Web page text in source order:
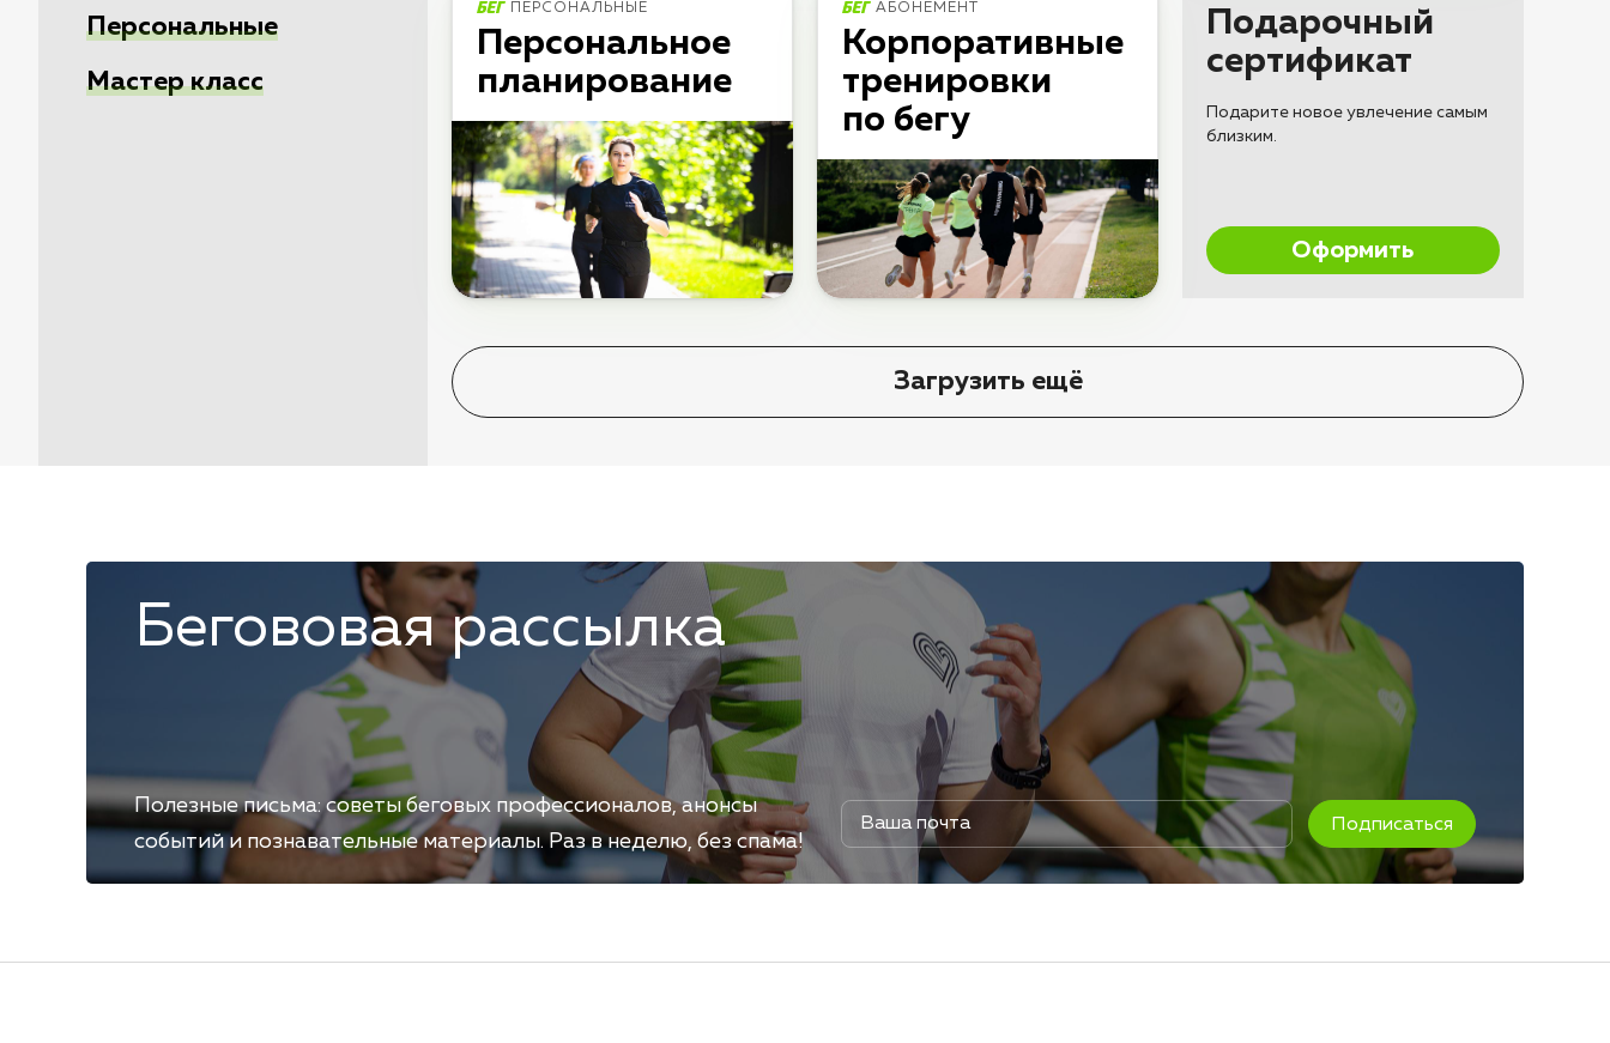
Персональные
Мастер класс
ПЕРСОНАЛЬНЫЕ
Персональное
планирование
АБОНЕМЕНТ
Корпоративные
тренировки
по бегу
Подарочный
сертификат
Подарите новое увлечение самым
близким.
Оформить
Загрузить ещё
Бегововая рассылка
Полезные письма: советы беговых профессионалов, анонсы
событий и познавательные материалы. Раз в неделю, без спама!
Подписаться